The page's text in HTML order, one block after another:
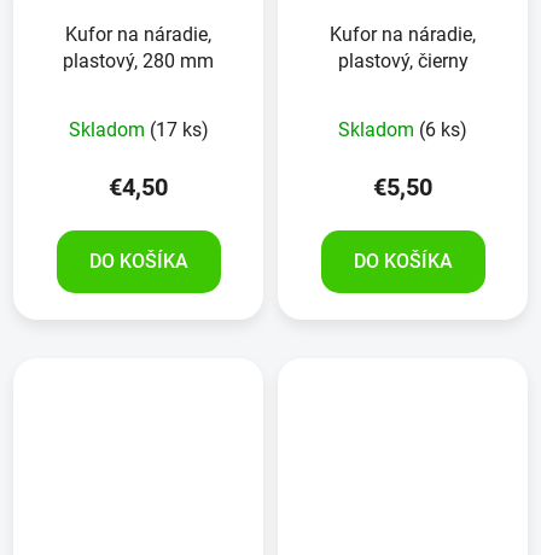
Kufor na náradie,
plastový, 280 mm
Skladom (17 ks)
€4,50
DO KOŠÍKA
Kufor na náradie,
plastový, čierny
Skladom (6 ks)
€5,50
DO KOŠÍKA